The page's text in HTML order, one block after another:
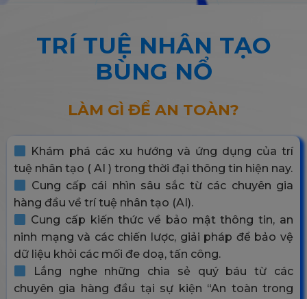
TRÍ TUỆ NHÂN TẠO
BÙNG NỔ
LÀM GÌ ĐỂ AN TOÀN?
Khám phá các xu hướng và ứng dụng của trí
tuệ nhân tạo ( AI ) trong thời đại thông tin hiện nay.
Cung cấp cái nhìn sâu sắc từ các chuyên gia
hàng đầu về trí tuệ nhân tạo (AI).
Cung cấp kiến thức về bảo mật thông tin, an
ninh mạng và các chiến lược, giải pháp để bảo vệ
dữ liệu khỏi các mối đe doạ, tấn công.
Lắng nghe những chia sẻ quý báu từ các
chuyên gia hàng đầu tại sự kiện “An toàn trong